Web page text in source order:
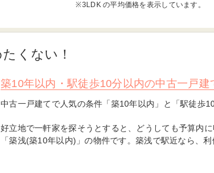
※3LDK の平均価格を表示しています。
くない！
築10年以内・駅徒歩10分以内の中古一戸建
中古一戸建てで人気の条件「築10年以内」と「駅徒歩10
好立地で一軒家を探そうとすると、どうしても予算内
「築浅(築10年以内)」の物件です。築浅で駅近なら、